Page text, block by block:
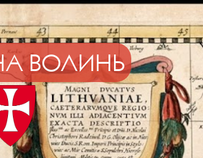
ВОЛИНЬ